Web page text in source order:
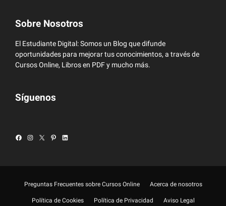
Sobre Nosotros
El Estudiante Digital: Somos un Blog que difunde
oportunidades para mejorar tus conocimientos, a través de
Cursos Online, Libros en PDF y mucho más.
Síguenos
Facebook
Instagram
X PinterestLinkedIn
Preguntas Frecuentes sobre Cursos Online Acerca de nosotros
Política de Cookies Política de Privacidad Aviso Legal